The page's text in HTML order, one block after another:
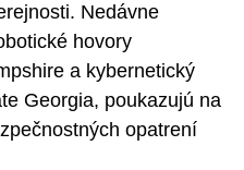
Nedávne
hovory
a kybernetický
Georgia, poukazujú na
opatrení